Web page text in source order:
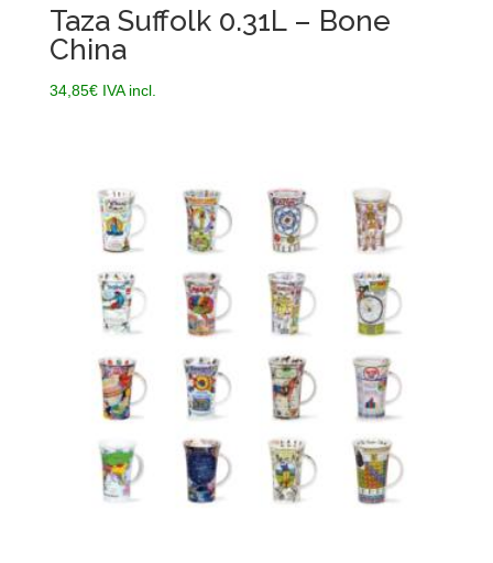
Taza Suffolk 0.31L – Bone
China
34,85€ IVA incl.